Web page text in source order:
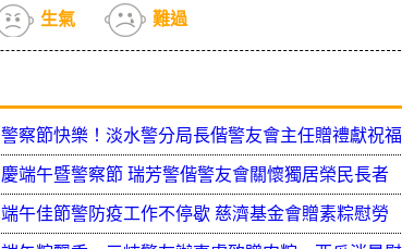
生氣 難過
警察節快樂！淡水警分局長偕警友會主任贈禮獻祝福
慶端午暨警察節 瑞芳警偕警友會關懷獨居榮民長者
端午佳節警防疫工作不停歇 慈濟基金會贈素粽慰勞